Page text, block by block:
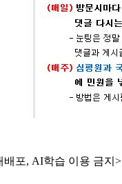
포, AI학습 이용 금지>